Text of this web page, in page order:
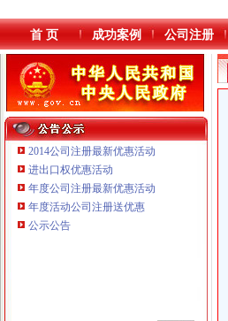
首 页 成功案例 公司注册
2014公司注册最新优惠活动
进出口权优惠活动
年度公司注册最新优惠活动
年度活动公司注册送优惠
公示公告
重庆市优研房地产营销策划有限公司